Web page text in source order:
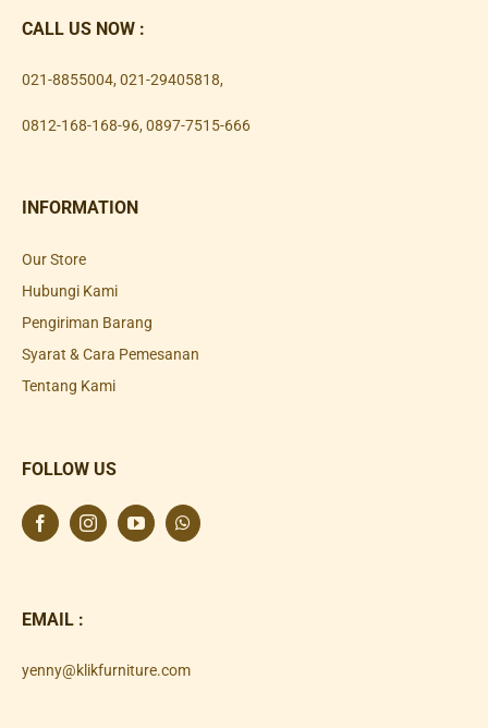
CALL US NOW :
021-8855004, 021-29405818,
0812-168-168-96, 0897-7515-666
INFORMATION
Our Store
Hubungi Kami
Pengiriman Barang
Syarat & Cara Pemesanan
Tentang Kami
FOLLOW US
EMAIL :
yenny@klikfurniture.com